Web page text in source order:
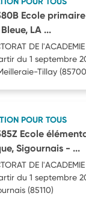
Ecole
LA ...
DE
du 1 septembre
Tillay
POUR TOUS
Ecole
Sigournais - ...
DE
du 1 septembre
(85110)